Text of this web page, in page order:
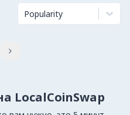
Popularity

LocalCoinSwap